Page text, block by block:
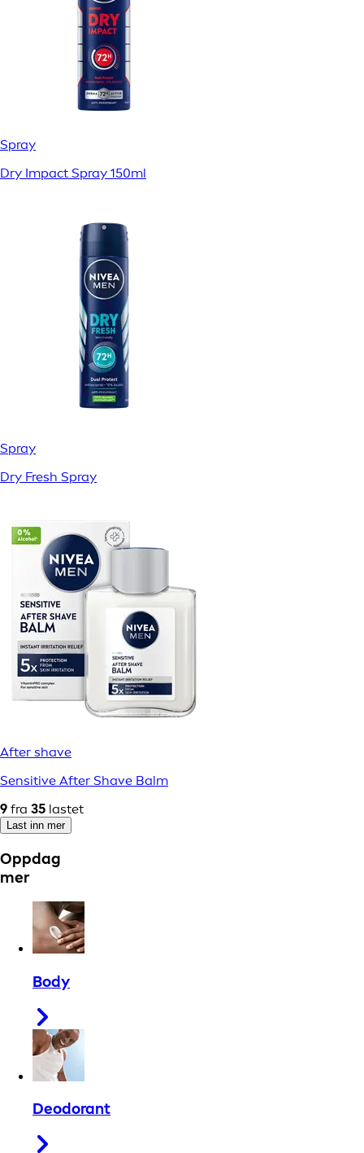
Spray
Dry Impact Spray 150ml
Spray
Dry Fresh Spray
After shave
Sensitive After Shave Balm
9 fra 35 lastet
Last inn mer
Oppdag
mer
Body
Deodorant